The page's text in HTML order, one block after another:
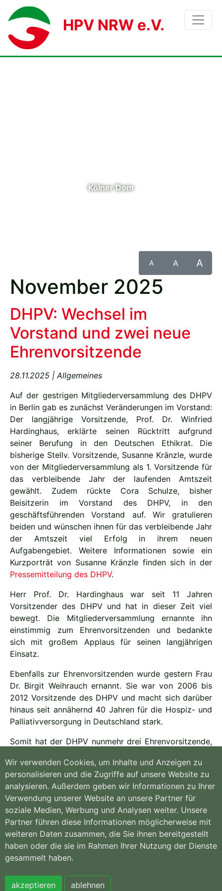
HPV NRW e.V.
Kölner Dom
A A A
November 2025
DHPV: Wechsel im
Vorstand und zwei neue
Ehrenvorsitzende
28.11.2025 | Allgemeines
Auf der gestrigen Mitgliederversammlung des DHPV
in Berlin gab es zunächst Veränderungen im Vorstand:
Der langjährige Vorsitzende, Prof. Dr. Winfried
Hardinghaus, erklärte seinen Rücktritt aufgrund
seiner Berufung in den Deutschen Ethikrat. Die
bisherige Stellv. Vorsitzende, Susanne Kränzle, wurde
von der Mitgliederversammlung als 1. Vorsitzende für
das verbleibende Jahr der laufenden Amtszeit
gewählt. Zudem rückte Cora Schulze, bisher
Beisitzerin im Vorstand des DHPV, in den
geschäftsführenden Vorstand auf. Wir gratulieren
beiden und wünschen ihnen für das verbleibende Jahr
der Amtszeit viel Erfolg in ihrem neuen
Aufgabengebiet. Weitere Informationen sowie ein
Kurzporträt von Susanne Kränzle finden sich in der
Pressemitteilung des DHPV.
Herr Prof. Dr. Hardinghaus war seit 11 Jahren
Vorsitzender des DHPV und hat in dieser Zeit viel
bewegt. Die Mitgliederversammlung ernannte ihn
einstimmig zum Ehrenvorsitzenden und bedankte
sich mit großem Applaus für seinen langjährigen
Einsatz.
Ebenfalls zur Ehrenvorsitzenden wurde gestern Frau
Dr. Birgit Weihrauch ernannt. Sie war von 2006 bis
2012 Vorsitzende des DHPV und macht sich darüber
hinaus seit annähernd 40 Jahren für die Hospiz- und
Palliativversorgung in Deutschland stark.
Somit hat der DHPV nunmehr drei Ehrenvorsitzende,
Gerda Graf, Vorsitzende des DHPV von 1997 bis
2006, bereits seit 2015 Ehrenvorsitzende des DHPV.
Hospiz- und
PalliativVerband
Königsallee 135 |
Tel. 0234 97355-
Willkommen
Kontakt
Wir verwenden Cookies, um Inhalte und Anzeigen zu
personalisieren und die Zugriffe auf unsere Website zu
analysieren. Außerdem geben wir Informationen zu Ihrer
Verwendung unserer Website an unsere Partner für
soziale Medien, Werbung und Analysen weiter. Unsere
Partner führen diese Informationen möglicherweise mit
weiteren Daten zusammen, die Sie ihnen bereitgestellt
haben oder die sie im Rahmen Ihrer Nutzung der Dienste
gesammelt haben.
akzeptieren ablehnen